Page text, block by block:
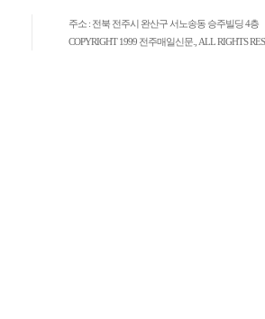
주소 : 전북 전주시 완산구 서노송동 승주빌딩 4층
COPYRIGHT 1999 전주매일신문., ALL RIGHTS